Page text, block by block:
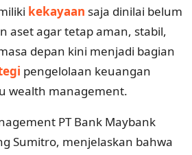
kekayaan saja dinilai belum
aset agar tetap aman, stabil,
depan kini menjadi bagian
pengelolaan keuangan
wealth management.
PT Bank Maybank
Sumitro, menjelaskan bahwa